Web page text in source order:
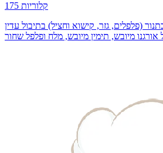
175 קלוריות
(פלפלים, גזר, קישוא וחציל) בתיבול עדין
אורגנו מיובש, תימין מיובש, מלח ופלפל שחור